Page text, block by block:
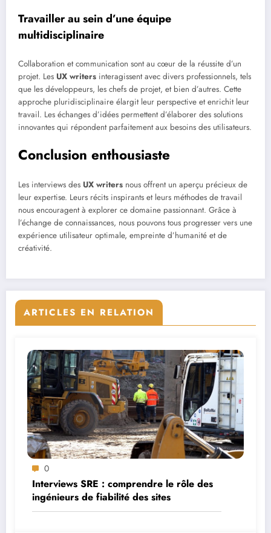
Travailler au sein d’une équipe
multidisciplinaire
Collaboration et communication sont au cœur de la réussite d’un
projet. Les UX writers interagissent avec divers professionnels, tels
que les développeurs, les chefs de projet, et bien d’autres. Cette
approche pluridisciplinaire élargit leur perspective et enrichit leur
travail. Les échanges d’idées permettent d’élaborer des solutions
innovantes qui répondent parfaitement aux besoins des utilisateurs.
Conclusion enthousiaste
Les interviews des UX writers nous offrent un aperçu précieux de
leur expertise. Leurs récits inspirants et leurs méthodes de travail
nous encouragent à explorer ce domaine passionnant. Grâce à
l’échange de connaissances, nous pouvons tous progresser vers une
expérience utilisateur optimale, empreinte d’humanité et de
créativité.
ARTICLES EN RELATION
0
Interviews SRE : comprendre le rôle des
ingénieurs de fiabilité des sites